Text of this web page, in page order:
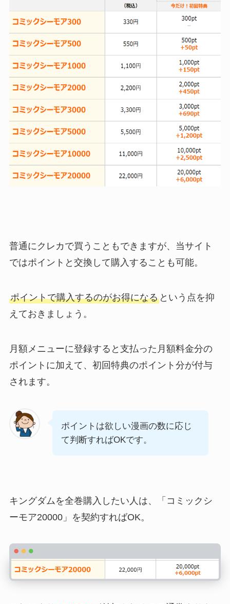
普通にクレカで買うこともできますが、当サイト
ではポイントと交換して購入することも可能。
ポイントで購入するのがお得になるという点を抑
えておきましょう。
月額メニューに登録すると支払った月額料金分の
ポイントに加えて、初回特典のポイント分が付与
されます。
ポイントは欲しい漫画の数に応じ
て判断すればOKです。
キングダムを全巻購入したい人は、「コミックシ
ーモア20000」を契約すればOK。